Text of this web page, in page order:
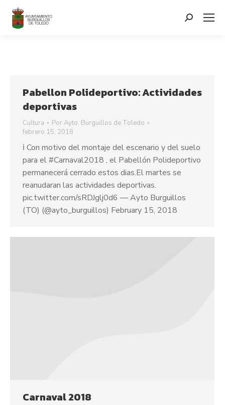
contenido
Search:
Pabellon Polideportivo: Actividades
deportivas
Cultura PorAyto. Burguillos de Toledo
febrero 15, 2018
ℹ Con motivo del montaje del escenario y del suelo
para el #Carnaval2018 , el Pabellón Polideportivo
permanecerá cerrado estos dias.El martes se
reanudaran las actividades deportivas.
pic.twitter.com/sRDJglj0d6 — Ayto Burguillos
(TO) (@ayto_burguillos) February 15, 2018
Carnaval 2018